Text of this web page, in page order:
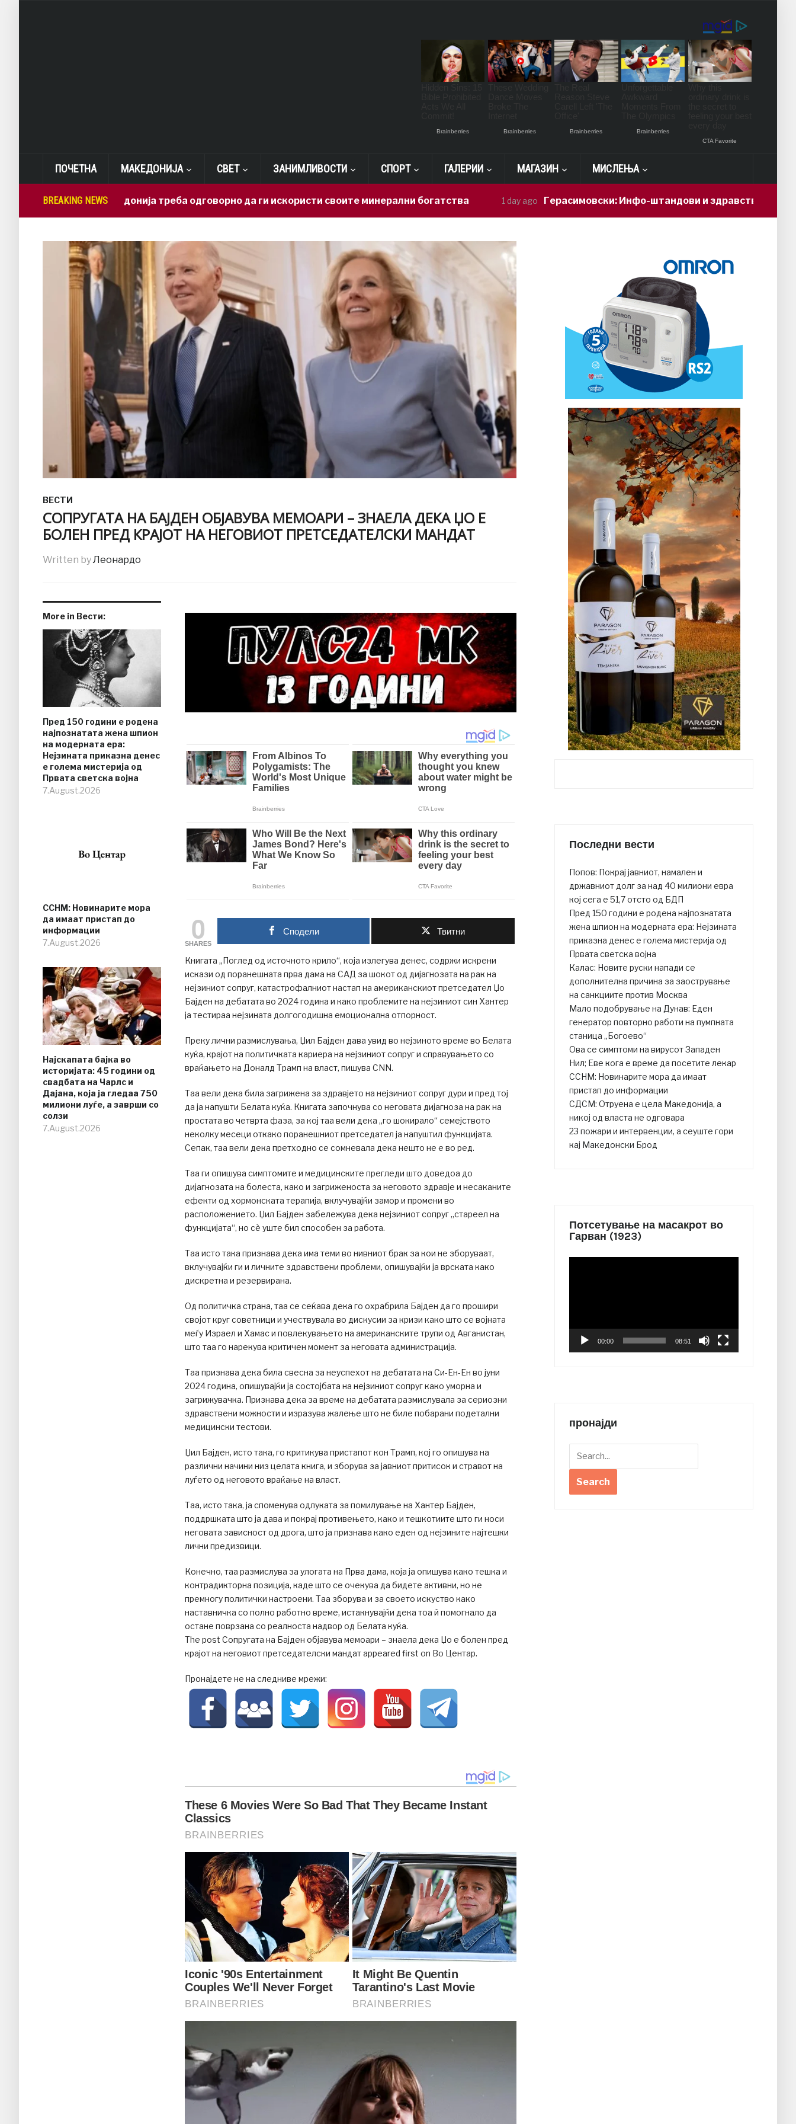
ПОЧЕТНА МАКЕДОНИЈА СВЕТ ЗАНИМЛИВОСТИ СПОРТ ГАЛЕРИИ МАГАЗИН МИСЛЕЊА
BREAKING NEWS
Македонија треба одговорно да ги искористи своите минерални богатства 1 day ago Герасимовски: Инфо-штандови и здравствени проверки
ВЕСТИ
СОПРУГАТА НА БАЈДЕН ОБЈАВУВА МЕМОАРИ – ЗНАЕЛА ДЕКА ЏО Е
БОЛЕН ПРЕД КРАЈОТ НА НЕГОВИОТ ПРЕТСЕДАТЕЛСКИ МАНДАТ
Written byЛеонардо
More in Вести:
Пред 150 години е родена
најпознатата жена шпион
на модерната ера:
Нејзината приказна денес
е голема мистерија од
Првата светска војна
7.August.2026
ССНМ: Новинарите мора
да имаат пристап до
информации
7.August.2026
Најскапата бајка во
историјата: 45 години од
свадбата на Чарлс и
Дајана, која ја гледаа 750
милиони луѓе, а заврши со
солзи
7.August.2026
0
SHARES
Сподели Твитни
Книгата „Поглед од источното крило“, која излегува денес, содржи искрени
искази од поранешната прва дама на САД за шокот од дијагнозата на рак на
нејзиниот сопруг, катастрофалниот настап на американскиот претседател Џо
Бајден на дебатата во 2024 година и како проблемите на нејзиниот син Хантер
ја тестираа нејзината долгогодишна емоционална отпорност.
Преку лични размислувања, Џил Бајден дава увид во нејзиното време во Белата
куќа, крајот на политичката кариера на нејзиниот сопруг и справувањето со
враќањето на Доналд Трамп на власт, пишува CNN.
Таа вели дека била загрижена за здравјето на нејзиниот сопруг дури и пред тој
да ја напушти Белата куќа. Книгата започнува со неговата дијагноза на рак на
простата во четврта фаза, за кој таа вели дека „го шокирало“ семејството
неколку месеци откако поранешниот претседател ја напуштил функцијата.
Сепак, таа вели дека претходно се сомневала дека нешто не е во ред.
Таа ги опишува симптомите и медицинските прегледи што доведоа до
дијагнозата на болеста, како и загриженоста за неговото здравје и несаканите
ефекти од хормонската терапија, вклучувајќи замор и промени во
расположението. Џил Бајден забележува дека нејзиниот сопруг „стареел на
функцијата“, но сè уште бил способен за работа.
Таа исто така признава дека има теми во нивниот брак за кои не зборуваат,
вклучувајќи ги и личните здравствени проблеми, опишувајќи ја врската како
дискретна и резервирана.
Од политичка страна, таа се сеќава дека го охрабрила Бајден да го прошири
својот круг советници и учествувала во дискусии за кризи како што се војната
меѓу Израел и Хамас и повлекувањето на американските трупи од Авганистан,
што таа го нарекува критичен момент за неговата администрација.
Таа признава дека била свесна за неуспехот на дебатата на Си-Ен-Ен во јуни
2024 година, опишувајќи ја состојбата на нејзиниот сопруг како уморна и
загрижувачка. Признава дека за време на дебатата размислувала за сериозни
здравствени можности и изразува жалење што не биле побарани подетални
медицински тестови.
Џил Бајден, исто така, го критикува пристапот кон Трамп, кој го опишува на
различни начини низ целата книга, и зборува за јавниот притисок и стравот на
луѓето од неговото враќање на власт.
Таа, исто така, ја споменува одлуката за помилување на Хантер Бајден,
поддршката што ја дава и покрај противењето, како и тешкотиите што ги носи
неговата зависност од дрога, што ја признава како еден од нејзините најтешки
лични предизвици.
Конечно, таа размислува за улогата на Прва дама, која ја опишува како тешка и
контрадикторна позиција, каде што се очекува да бидете активни, но не
премногу политички настроени. Таа зборува и за своето искуство како
наставничка со полно работно време, истакнувајќи дека тоа ѝ помогнало да
остане поврзана со реалноста надвор од Белата куќа.
The post Сопругата на Бајден објавува мемоари – знаела дека Џо е болен пред
крајот на неговиот претседателски мандат appeared first on Во Центар.
Пронајдете не на следниве мрежи:
Последни вести
Попов: Покрај јавниот, намален и
државниот долг за над 40 милиони евра
кој сега е 51,7 отсто од БДП
Пред 150 години е родена најпознатата
жена шпион на модерната ера: Нејзината
приказна денес е голема мистерија од
Првата светска војна
Калас: Новите руски напади се
дополнителна причина за заострување
на санкциите против Москва
Мало подобрување на Дунав: Еден
генератор повторно работи на пумпната
станица „Богоево“
Ова се симптоми на вирусот Западен
Нил; Еве кога е време да посетите лекар
ССНМ: Новинарите мора да имаат
пристап до информации
СДСМ: Отруена е цела Македонија, а
никој од власта не одговара
23 пожари и интервенции, а сеуште гори
кај Македонски Брод
Потсетување на масакрот во
Гарван (1923)
00:00 08:51
пронајди